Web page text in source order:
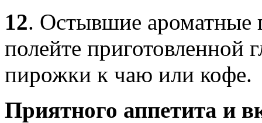
12. Остывшие ароматные
полейте приготовленной
пирожки к чаю или кофе.
Приятного аппетита и